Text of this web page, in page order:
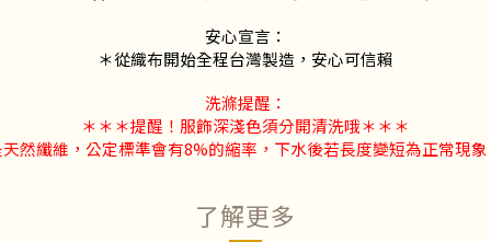
安心宣言：
＊從織布開始全程台灣製造，安心可信賴
洗滌提醒：
＊＊＊提醒！服飾深淺色須分開清洗哦＊＊＊
然纖維，公定標準會有8%的縮率，下水後若長度變短為正常現
了解更多